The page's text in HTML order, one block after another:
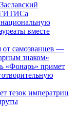
ГИТИСа
вместе
от самозванцев —
знаком»
«Фонарь» примет
тезок императриц